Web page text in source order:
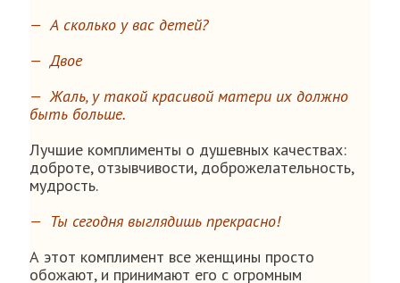
— А сколько у вас детей?
— Двое
— Жаль, у такой красивой матери их должно
быть больше.
Лучшие комплименты о душевных качествах:
доброте, отзывчивости, доброжелательность,
мудрость.
— Ты сегодня выглядишь прекрасно!
А этот комплимент все женщины просто
обожают, и принимают его с огромным